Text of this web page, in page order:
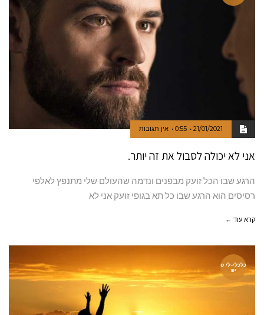
21/01/2021
0:55 אין תגובות
אני לא יכולה לסבול את זה יותר.
הרגע שבו הכל זועק מבפנים ונדמה שהעולם שלי מתנפץ לאלפי
רסיסים הוא הרגע שבו כל תא בגופי זועק אני לא
קרא עוד ←
כלכלי-לי ט
יפ